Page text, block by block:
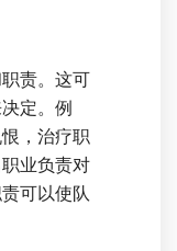
责。这可
定。例
，治疗职
业负责对
可以使队